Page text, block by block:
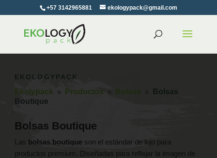
+57 3142965881 ekologypack@gmail.com
EKOLOGYPACK
Ekolypack 9 Productos 9 Bolsas 9
Bolsas
Boutique
Bolsas Boutique
Las bolsas boutique son el estándar de lujo para
productos premium. Diseñadas para reflejar la imagen de